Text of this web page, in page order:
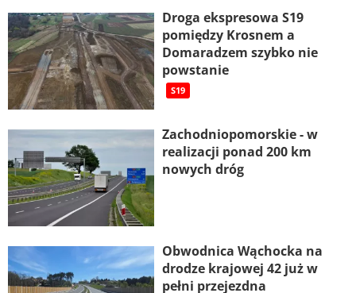
Droga ekspresowa S19
pomiędzy Krosnem a
Domaradzem szybko nie
powstanie
S19
Zachodniopomorskie - w
realizacji ponad 200 km
nowych dróg
Obwodnica Wąchocka na
drodze krajowej 42 już w
pełni przejezdna